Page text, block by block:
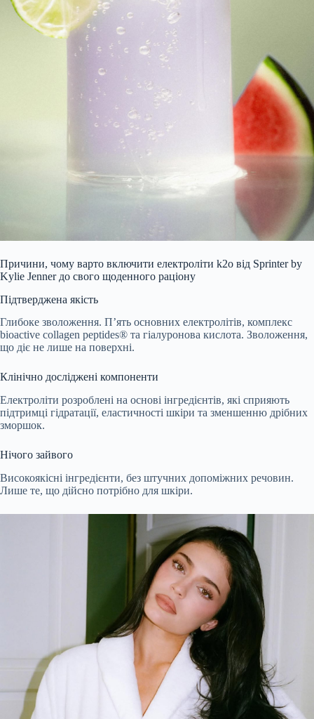
Причини, чому варто включити електроліти k2o від Sprinter by
Kylie Jenner до свого щоденного раціону
Підтверджена якість
Глибоке зволоження. П’ять основних електролітів, комплекс
bioactive collagen peptides® та гіалуронова кислота. Зволоження,
що діє не лише на поверхні.
Клінічно досліджені компоненти
Електроліти розроблені на основі інгредієнтів, які сприяють
підтримці гідратації, еластичності шкіри та зменшенню дрібних
зморшок.
Нічого зайвого
Високоякісні інгредієнти, без штучних допоміжних речовин.
Лише те, що дійсно потрібно для шкіри.